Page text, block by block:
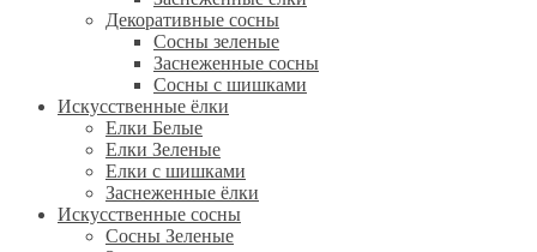
Декоративные сосны
Сосны зеленые
Заснеженные сосны
Сосны с шишками
Искусственные ёлки
Елки Белые
Елки Зеленые
Елки с шишками
Заснеженные ёлки
Искусственные сосны
Сосны Зеленые